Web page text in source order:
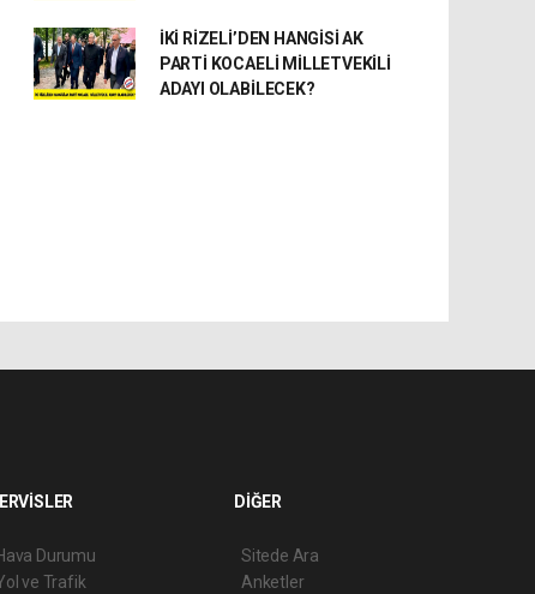
İKİ RİZELİ’DEN HANGİSİ AK
PARTİ KOCAELİ MİLLETVEKİLİ
ADAYI OLABİLECEK?
Durumu
ve Trafik
DİĞER
Sitede Ara
Anketler